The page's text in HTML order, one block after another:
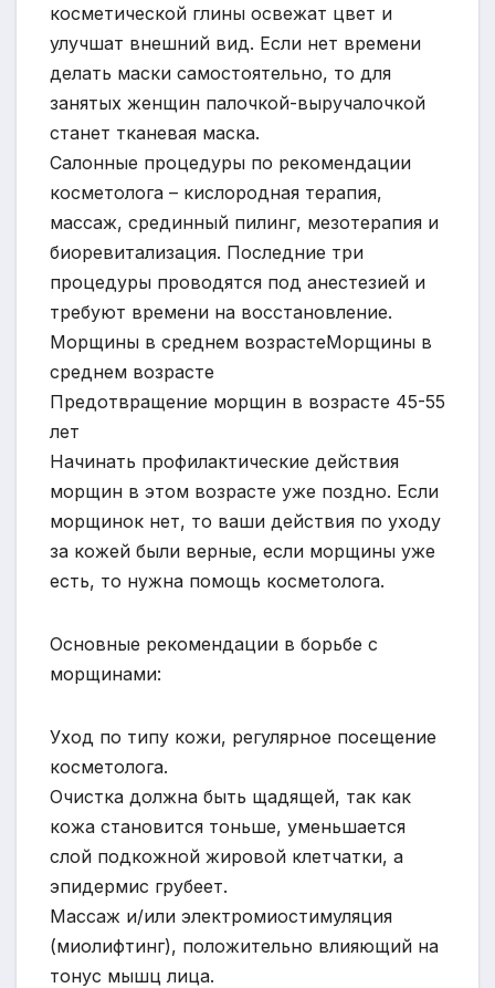
косметической глины освежат цвет и
улучшат внешний вид. Если нет времени
делать маски самостоятельно, то для
занятых женщин палочкой-выручалочкой
станет тканевая маска.
Салонные процедуры по рекомендации
косметолога – кислородная терапия,
массаж, срединный пилинг, мезотерапия и
биоревитализация. Последние три
процедуры проводятся под анестезией и
требуют времени на восстановление.
Морщины в среднем возрастеМорщины в
среднем возрасте
Предотвращение морщин в возрасте 45-55
лет
Начинать профилактические действия
морщин в этом возрасте уже поздно. Если
морщинок нет, то ваши действия по уходу
за кожей были верные, если морщины уже
есть, то нужна помощь косметолога.
Основные рекомендации в борьбе с
морщинами:
Уход по типу кожи, регулярное посещение
косметолога.
Очистка должна быть щадящей, так как
кожа становится тоньше, уменьшается
слой подкожной жировой клетчатки, а
эпидермис грубеет.
Массаж и/или электромиостимуляция
(миолифтинг), положительно влияющий на
тонус мышц лица.